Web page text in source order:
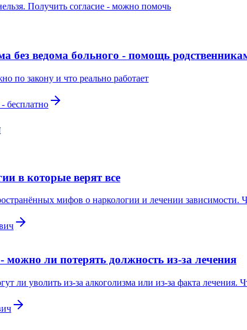
Получить согласие - можно помочь
без ведома больного - помощь
по закону и что реально работает
бесплатно
в которые верят все
мифов о наркологии и лечении зависимости.
можно ли потерять должность из-за лечения
ли уволить из-за алкоголизма или из-за факта